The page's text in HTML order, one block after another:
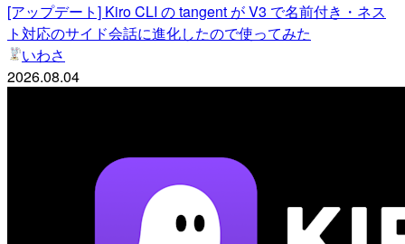
[アップデート] Kiro CLI の tangent が V3 で名前付き・ネス
ト対応のサイド会話に進化したので使ってみた
いわさ
2026.08.04